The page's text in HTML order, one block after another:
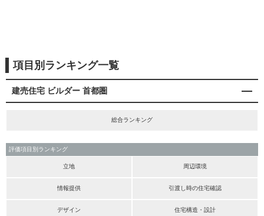
項目別ランキング一覧
建売住宅 ビルダー 首都圏
総合ランキング
評価項目別ランキング
立地 周辺環境
情報提供 引渡し時の住宅確認
デザイン 住宅構造・設計